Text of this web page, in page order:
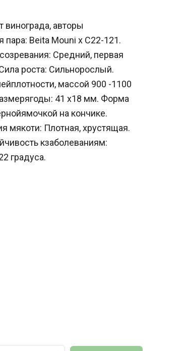
авторы
Beita Mouni x C22-121.
Средний, первая
роста: Сильнорослый.
массой 900 -1100
41 х18 мм. Форма
на кончике.
мякоти: Плотная, хрустящая.
кзаболеваниям:
градуса.